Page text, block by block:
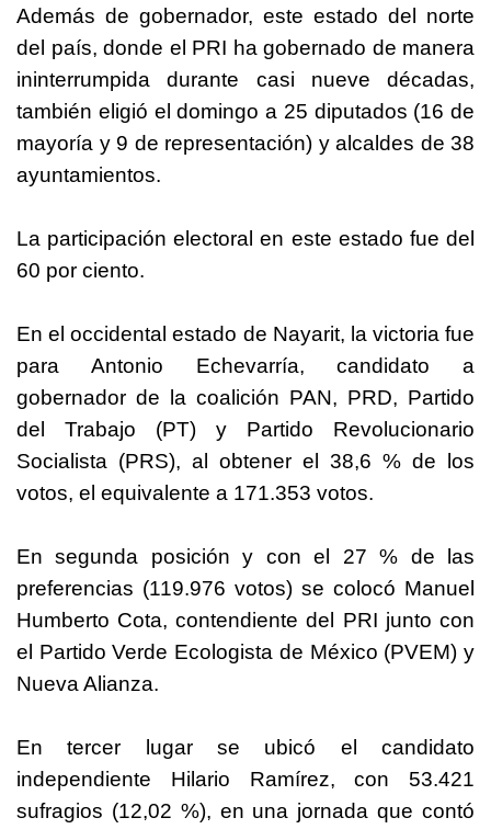
Además de gobernador, este estado del norte
del país, donde el PRI ha gobernado de manera
ininterrumpida durante casi nueve décadas,
también eligió el domingo a 25 diputados (16 de
mayoría y 9 de representación) y alcaldes de 38
ayuntamientos.
La participación electoral en este estado fue del
60 por ciento.
En el occidental estado de Nayarit, la victoria fue
para Antonio Echevarría, candidato a
gobernador de la coalición PAN, PRD, Partido
del Trabajo (PT) y Partido Revolucionario
Socialista (PRS), al obtener el 38,6 % de los
votos, el equivalente a 171.353 votos.
En segunda posición y con el 27 % de las
preferencias (119.976 votos) se colocó Manuel
Humberto Cota, contendiente del PRI junto con
el Partido Verde Ecologista de México (PVEM) y
Nueva Alianza.
En tercer lugar se ubicó el candidato
independiente Hilario Ramírez, con 53.421
sufragios (12,02 %), en una jornada que contó